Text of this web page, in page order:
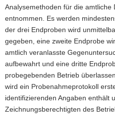
Analysemethoden für die amtliche
entnommen. Es werden
der drei Endproben wird
gegeben, eine zweite Endprobe
amtlich veranlasste
aufbewahrt und eine dritte
probegebenden Betrieb
wird ein Probenahmeprotokoll
identifizierenden Angaben enthält
Zeichnungsberechtigten des